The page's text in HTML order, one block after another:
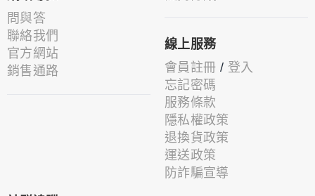
問與答
聯絡我們
官方網站
銷售通路
線上服務
會員註冊 / 登入
忘記密碼
服務條款
隱私權政策
退換貨政策
運送政策
防詐騙宣導